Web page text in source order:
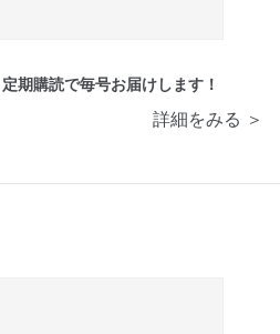
期購読で毎号お届けします！
詳細をみる ＞